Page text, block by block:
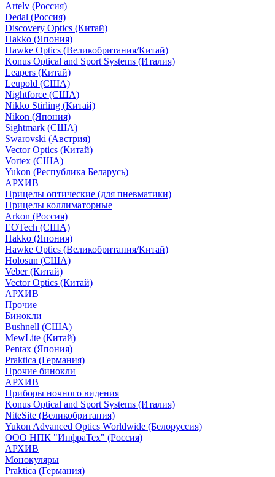
Artelv (Россия)
Dedal (Россия)
Discovery Optics (Китай)
Hakko (Япония)
Hawke Optics (Великобритания/Китай)
Konus Optical and Sport Systems (Италия)
Leapers (Китай)
Leupold (США)
Nightforce (США)
Nikko Stirling (Китай)
Nikon (Япония)
Sightmark (США)
Swarovski (Австрия)
Vector Optics (Китай)
Vortex (США)
Yukon (Республика Беларусь)
АРХИВ
Прицелы оптические (для пневматики)
Прицелы коллиматорные
Arkon (Россия)
EOTech (США)
Hakko (Япония)
Hawke Optics (Великобритания/Китай)
Holosun (США)
Veber (Китай)
Vector Optics (Китай)
АРХИВ
Прочие
Бинокли
Bushnell (США)
MewLite (Китай)
Pentax (Япония)
Praktica (Германия)
Прочие бинокли
АРХИВ
Приборы ночного видения
Konus Optical and Sport Systems (Италия)
NiteSite (Великобритания)
Yukon Advanced Optics Worldwide (Белоруссия)
ООО НПК "ИнфраТех" (Россия)
АРХИВ
Монокуляры
Praktica (Германия)